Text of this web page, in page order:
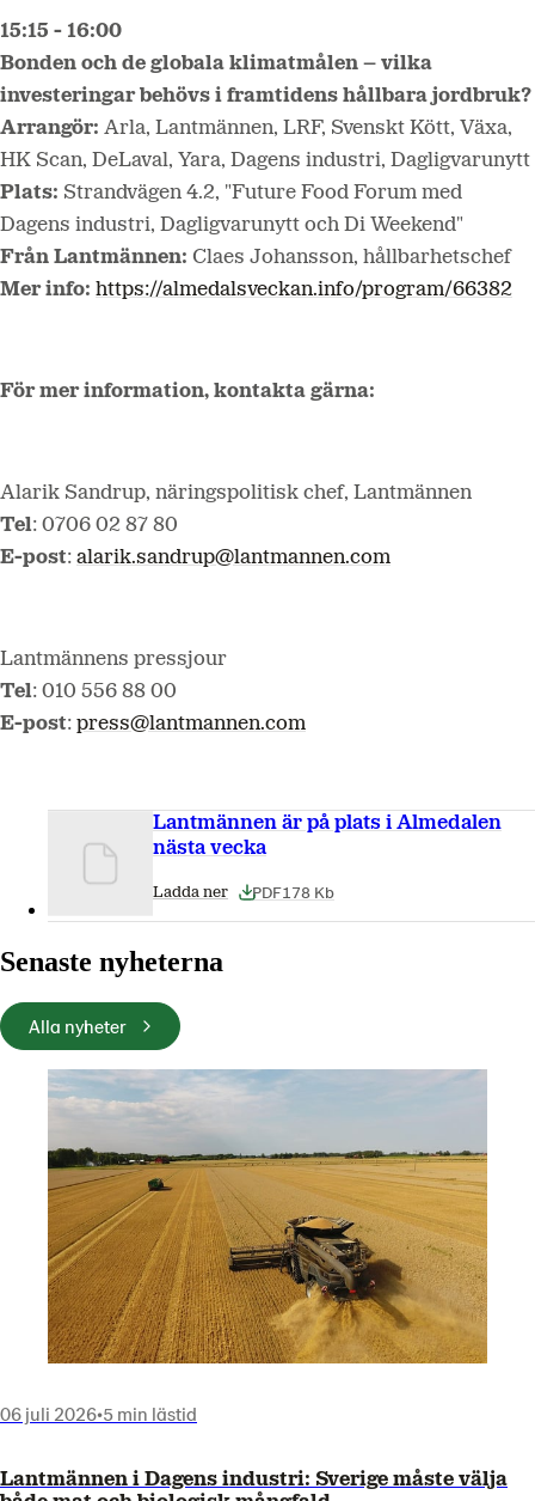
15:15 - 16:00
Bonden och de globala klimatmålen – vilka
investeringar behövs i framtidens hållbara jordbruk?
Arrangör: Arla, Lantmännen, LRF, Svenskt Kött, Växa,
HK Scan, DeLaval, Yara, Dagens industri, Dagligvarunytt
Plats: Strandvägen 4.2, "Future Food Forum med
Dagens industri, Dagligvarunytt och Di Weekend"
Från Lantmännen: Claes Johansson, hållbarhetschef
Mer info: https://almedalsveckan.info/program/66382
För mer information, kontakta gärna:
Alarik Sandrup, näringspolitisk chef, Lantmännen
Tel: 0706 02 87 80
E-post: alarik.sandrup@lantmannen.com
Lantmännens pressjour
Tel: 010 556 88 00
E-post: press@lantmannen.com
Lantmännen är på plats i Almedalen
nästa vecka
PDF178 Kb
Ladda ner
Senaste nyheterna
Alla nyheter
06 juli 2026•5 min lästid
Lantmännen i Dagens industri: Sverige måste välja